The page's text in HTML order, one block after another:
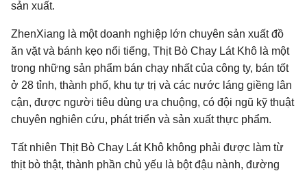
sản xuất.
ZhenXiang là một doanh nghiệp lớn chuyên sản xuất đồ
ăn vặt và bánh kẹo nổi tiếng, Thịt Bò Chay Lát Khô là một
trong những sản phẩm bán chạy nhất của công ty, bán tốt
ở 28 tỉnh, thành phố, khu tự trị và các nước láng giềng lân
cận, được người tiêu dùng ưa chuộng, có đội ngũ kỹ thuật
chuyên nghiên cứu, phát triển và sản xuất thực phẩm.
Tất nhiên Thịt Bò Chay Lát Khô không phải được làm từ
thịt bò thật, thành phần chủ yếu là bột đậu nành, đường